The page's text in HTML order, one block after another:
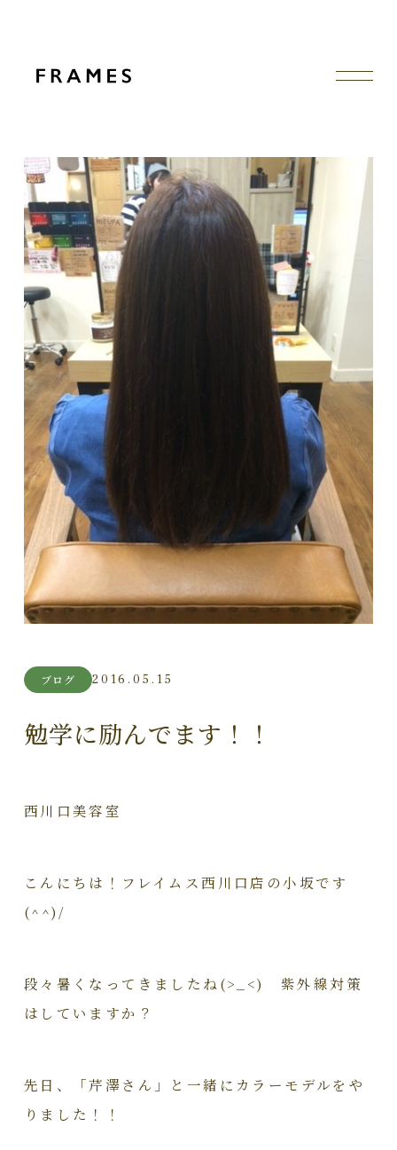
ブログ 2016.05.15
勉学に励んでます！！
西川口美容室
こんにちは！フレイムス西川口店の小坂です
(^^)/
段々暑くなってきましたね(>_<) 紫外線対策
はしていますか？
先日、「芹澤さん」と一緒にカラーモデルをや
りました！！